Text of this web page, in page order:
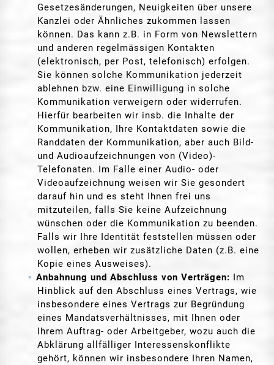
Gesetzesänderungen, Neuigkeiten über unsere
Kanzlei oder Ähnliches zukommen lassen
können. Das kann z.B. in Form von Newslettern
und anderen regelmässigen Kontakten
(elektronisch, per Post, telefonisch) erfolgen.
Sie können solche Kommunikation jederzeit
ablehnen bzw. eine Einwilligung in solche
Kommunikation verweigern oder widerrufen.
Hierfür bearbeiten wir insb. die Inhalte der
Kommunikation, Ihre Kontaktdaten sowie die
Randdaten der Kommunikation, aber auch Bild-
und Audioaufzeichnungen von (Video)-
Telefonaten. Im Falle einer Audio- oder
Videoaufzeichnung weisen wir Sie gesondert
darauf hin und es steht Ihnen frei uns
mitzuteilen, falls Sie keine Aufzeichnung
wünschen oder die Kommunikation zu beenden.
Falls wir Ihre Identität feststellen müssen oder
wollen, erheben wir zusätzliche Daten (z.B. eine
Kopie eines Ausweises).
Anbahnung und Abschluss von Verträgen: Im
Hinblick auf den Abschluss eines Vertrags, wie
insbesondere eines Vertrags zur Begründung
eines Mandatsverhältnisses, mit Ihnen oder
Ihrem Auftrag- oder Arbeitgeber, wozu auch die
Abklärung allfälliger Interessenskonflikte
gehört, können wir insbesondere Ihren Namen,